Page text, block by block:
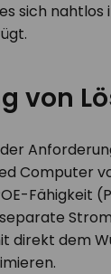
sich nahtlos
von
Computer
Fähigkeit
direkt dem